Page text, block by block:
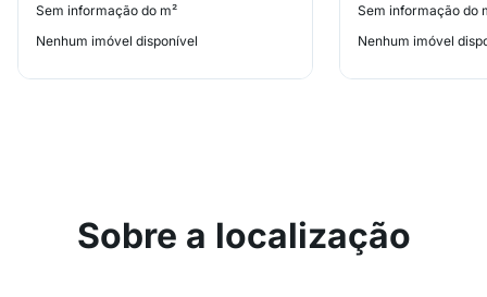
Sem informação do m²
Nenhum imóvel disponível
Sem informação do
Nenhum imóvel
Sobre a localização